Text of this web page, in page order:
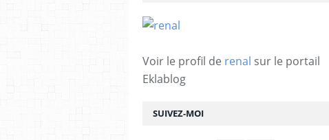
SUIVEZ-MOI
Voir le profil de renal sur le portail
Eklablog